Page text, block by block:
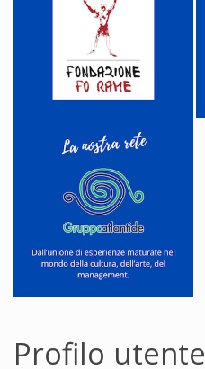
Profilo utente